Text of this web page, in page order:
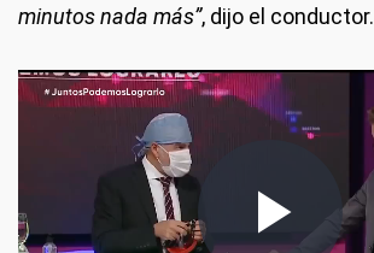
minutos nada más”, dijo el conductor.